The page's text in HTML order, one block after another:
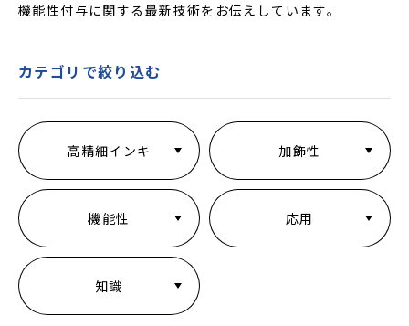
機能性付与に関する最新技術をお伝えしています。
カテゴリで絞り込む
高精細インキ 加飾性
機能性 応用
知識